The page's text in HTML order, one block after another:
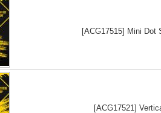
[ACG17515] Mini Dot
[ACG17521]